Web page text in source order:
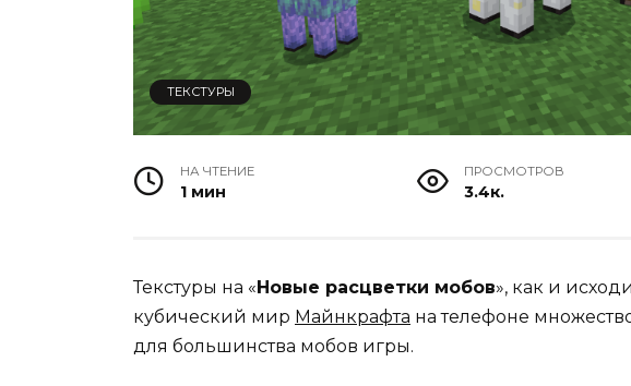
ТЕКСТУРЫ
НА ЧТЕНИЕ
1 мин
ПРОСМОТРОВ
3.4к.
Текстуры на «Новые расцветки мобов», как и
кубический мир Майнкрафта на телефоне
для большинства мобов игры.